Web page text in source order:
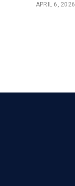
APRIL 6, 2026